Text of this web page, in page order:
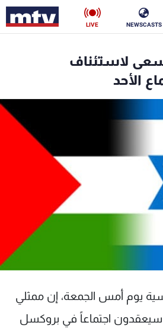
NEWSCASTS
LIVE
لاستئناف
الأحد
يوم أمس الجمعة، إن ممثلي
سيعقدون اجتماعاً في بروكسل